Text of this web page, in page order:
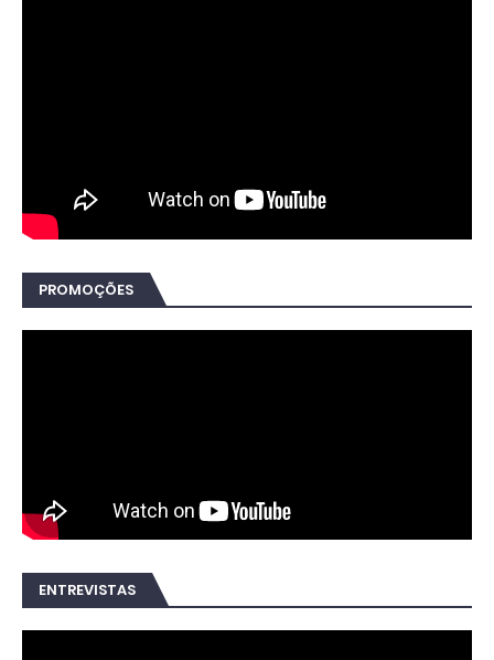
PROMOÇÕES
ENTREVISTAS